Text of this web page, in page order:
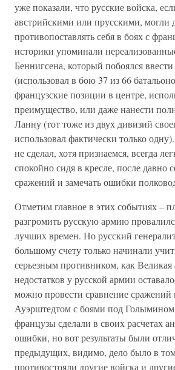
уже показали, что русские войска,
австрийскими или прусскими, могли
противопоставлять себя в боях с
историки упоминали
Беннигсена, который побоялся
(использовал в бою 37 из 66
французские позиции в центре,
преимущество, или даже нанести
Ланну (тот тоже из двух дивизий
использовал фактически только
не сделал, хотя признаемся, всегда
спокойно сидя в кресле, после давно
сражений и замечать ошибки
Отметим главное в этих событиях –
разгромить русскую армию
лучших времен. Но русский
большому счету только начинали
серьезным противником, как Великая
недостатков у русской армии
можно провести сравнение
Ауэрштедтом с боями под
французы сделали в своих расчетах
ошибки, но вот результаты были
предыдущих, видимо, дело было в
противостояли другие войска и